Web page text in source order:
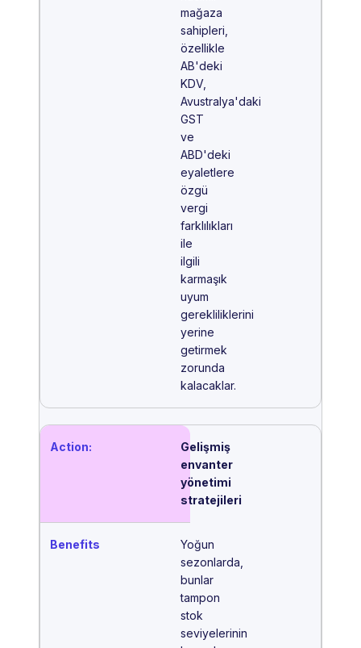
mağaza
sahipleri,
özellikle
AB'deki
KDV,
Avustralya'daki
GST
ve
ABD'deki
eyaletlere
özgü
vergi
farklılıkları
ile
ilgili
karmaşık
uyum
gerekliliklerini
yerine
getirmek
zorunda
kalacaklar.
Gelişmiş
envanter
yönetimi
stratejileri
Yoğun
sezonlarda,
bunlar
tampon
stok
seviyelerinin